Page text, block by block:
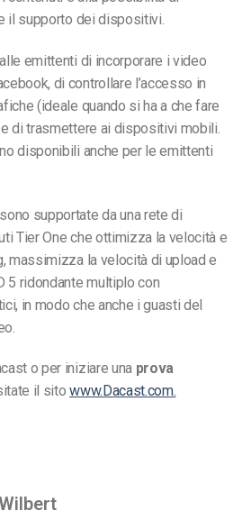
il supporto dei dispositivi.
emittenti di incorporare i video
di controllare l’accesso in
(ideale quando si ha a che fare
di trasmettere ai dispositivi mobili.
disponibili anche per le emittenti
supportate da una rete di
Tier One che ottimizza la velocità e
massimizza la velocità di upload e
5 ridondante multiplo con
in modo che anche i guasti del
o per iniziare una prova
il sitowww.Dacast.com.